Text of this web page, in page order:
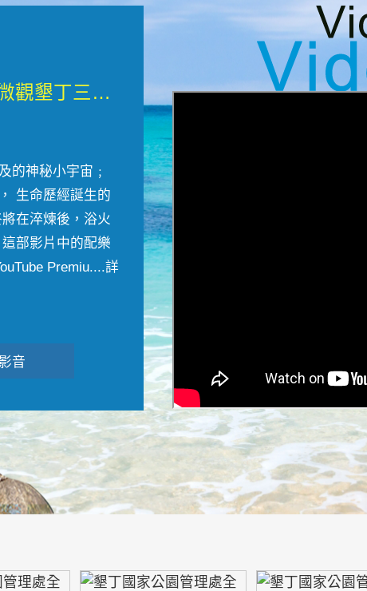
微觀墾丁三部曲 重生....
的神秘小宇宙﹔
生命歷經誕生的
在淬煉後，浴火
部影片中的配樂
Premiu....詳
音